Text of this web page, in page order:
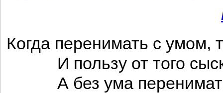
Когда перенимать с умом,
И пользу от того
А без ума